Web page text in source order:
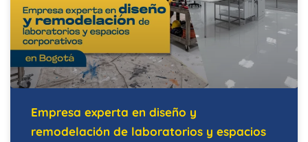
Empresa experta en diseño y
remodelación de laboratorios y espacios